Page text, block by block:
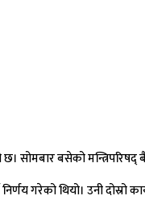
सोमबार बसेको
गरेको थियो। उनी दोस्रो